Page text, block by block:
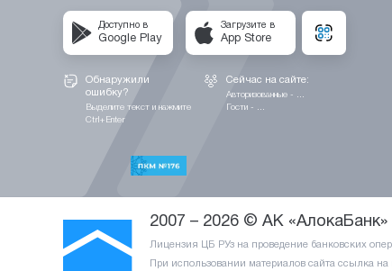
Доступно в
Google Play
Загрузите в
App Store
Обнаружили
ошибку?
Выделите текст и нажмите
Ctrl+Enter
Сейчас на сайте:
Авторизованные - ...
Гости - ...
2007 – 2026 © АК «АлокаБанк»
Лицензия ЦБ РУз на проведение банковских
При использовании материалов сайта ссылка на